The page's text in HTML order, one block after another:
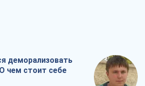
деморализовать
чем стоит себе